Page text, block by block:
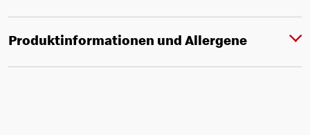
Produktinformationen und Allergene